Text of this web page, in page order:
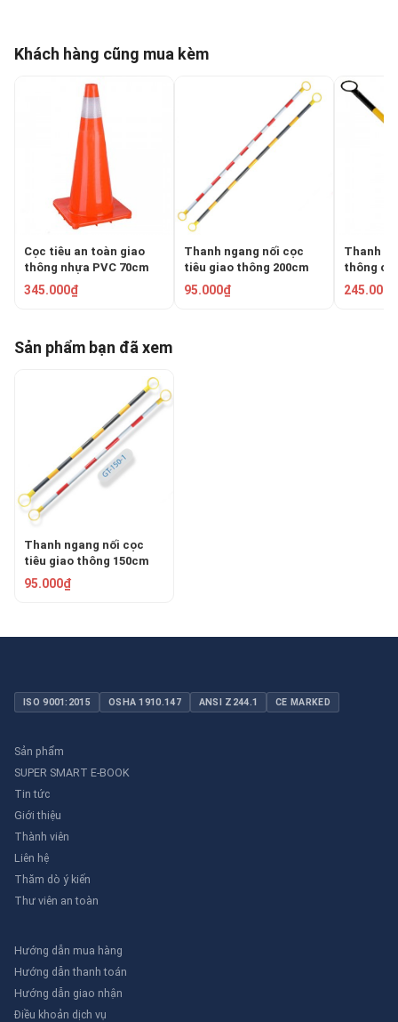
Khách hàng cũng mua kèm
Cọc tiêu an toàn giao
thông nhựa PVC 70cm
Blue Eagle TC80
345.000₫
Thanh ngang nối cọc
tiêu giao thông 200cm
GT-200-1
95.000₫
Thanh
thông có
Blue
245.000₫
Sản phẩm bạn đã xem
Thanh ngang nối cọc
tiêu giao thông 150cm
GT-150-1
95.000₫
ISO 9001:2015 OSHA 1910.147 ANSI Z244.1 CE MARKED
Sản phẩm
SUPER SMART E-BOOK
Tin tức
Giới thiệu
Thành viên
Liên hệ
Thăm dò ý kiến
Thư viên an toàn
Hướng dẫn mua hàng
Hướng dẫn thanh toán
Hướng dẫn giao nhận
Điều khoản dịch vụ